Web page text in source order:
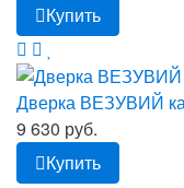
Купить
Дверка ВЕЗУВИЙ
9 630 руб.
Купить